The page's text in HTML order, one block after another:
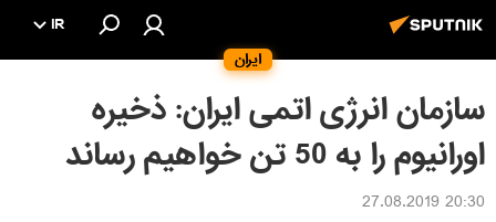
ایران
IR
سازمان انرژی اتمی ایران: ذخیره
اورانیوم را به 50 تن خواهیم رساند
20:30 27.08.2019